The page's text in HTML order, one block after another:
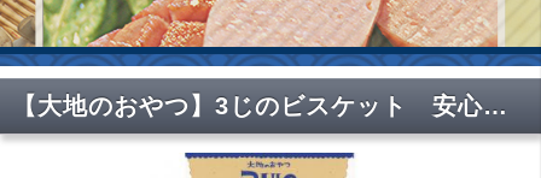
【大地のおやつ】3じのビスケット 安心ビスケット 自然素材 無添加・無着色